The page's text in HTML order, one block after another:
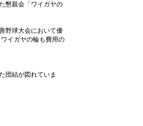
懇親会「ワイガヤの
野球大会において優
イガヤの輪も費用の
団結が図れていま